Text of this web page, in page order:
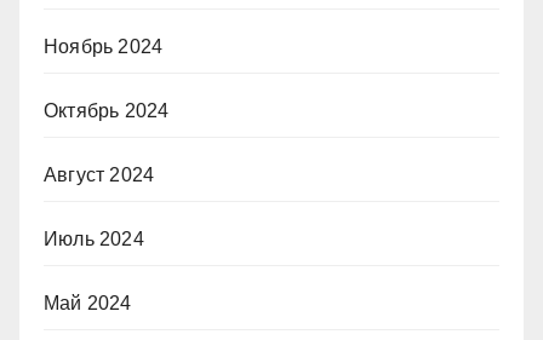
Ноябрь 2024
Октябрь 2024
Август 2024
Июль 2024
Май 2024